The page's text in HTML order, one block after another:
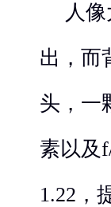
人
出，而
头，一
素以及
1.22，